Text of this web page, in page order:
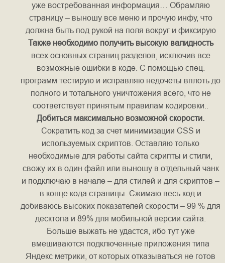
уже востребованная информация… Обрамляю
страницу – выношу все меню и прочую инфу, что
должна быть под рукой на поля вокруг и фиксирую
Также необходимо получить высокую валидность
всех основных страниц разделов, исключив все
возможные ошибки в коде. С помощью спец.
программ тестирую и исправляю недочеты вплоть до
полного и тотального уничтожения всего, что не
соответствует принятым правилам кодировки..
Добиться максимально возможной скорости.
Сократить код за счет минимизации CSS и
используемых скриптов. Оставляю только
необходимые для работы сайта скрипты и стили,
свожу их в один файл или выношу в отдельный чанк
и подключаю в начале – для стилей и для скриптов –
в конце кода страницы. Сжимаю весь код и
добиваюсь высоких показателей скорости – 99 % для
десктопа и 89% для мобильной версии сайта.
Больше выжать не удастся, ибо тут уже
вмешиваются подключенные приложения типа
Яндекс метрики, от которых отказываться не готов